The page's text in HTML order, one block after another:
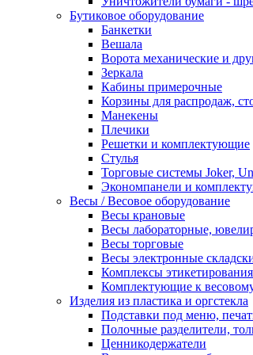
Бутиковое оборудование
Банкетки
Вешала
Ворота механические и
Зеркала
Кабины примерочные
Корзины для распродаж,
Манекены
Плечики
Решетки и комплектующие
Стулья
Торговые системы Joker,
Экономпанели и
Весы / Весовое оборудование
Весы крановые
Весы лабораторные,
Весы торговые
Весы электронные
Комплексы
Комплектующие к
Изделия из пластика и оргстекла
Подставки под меню,
Полочные разделители,
Ценникодержатели